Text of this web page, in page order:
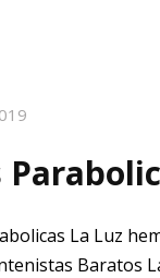
La Luz
Baratos